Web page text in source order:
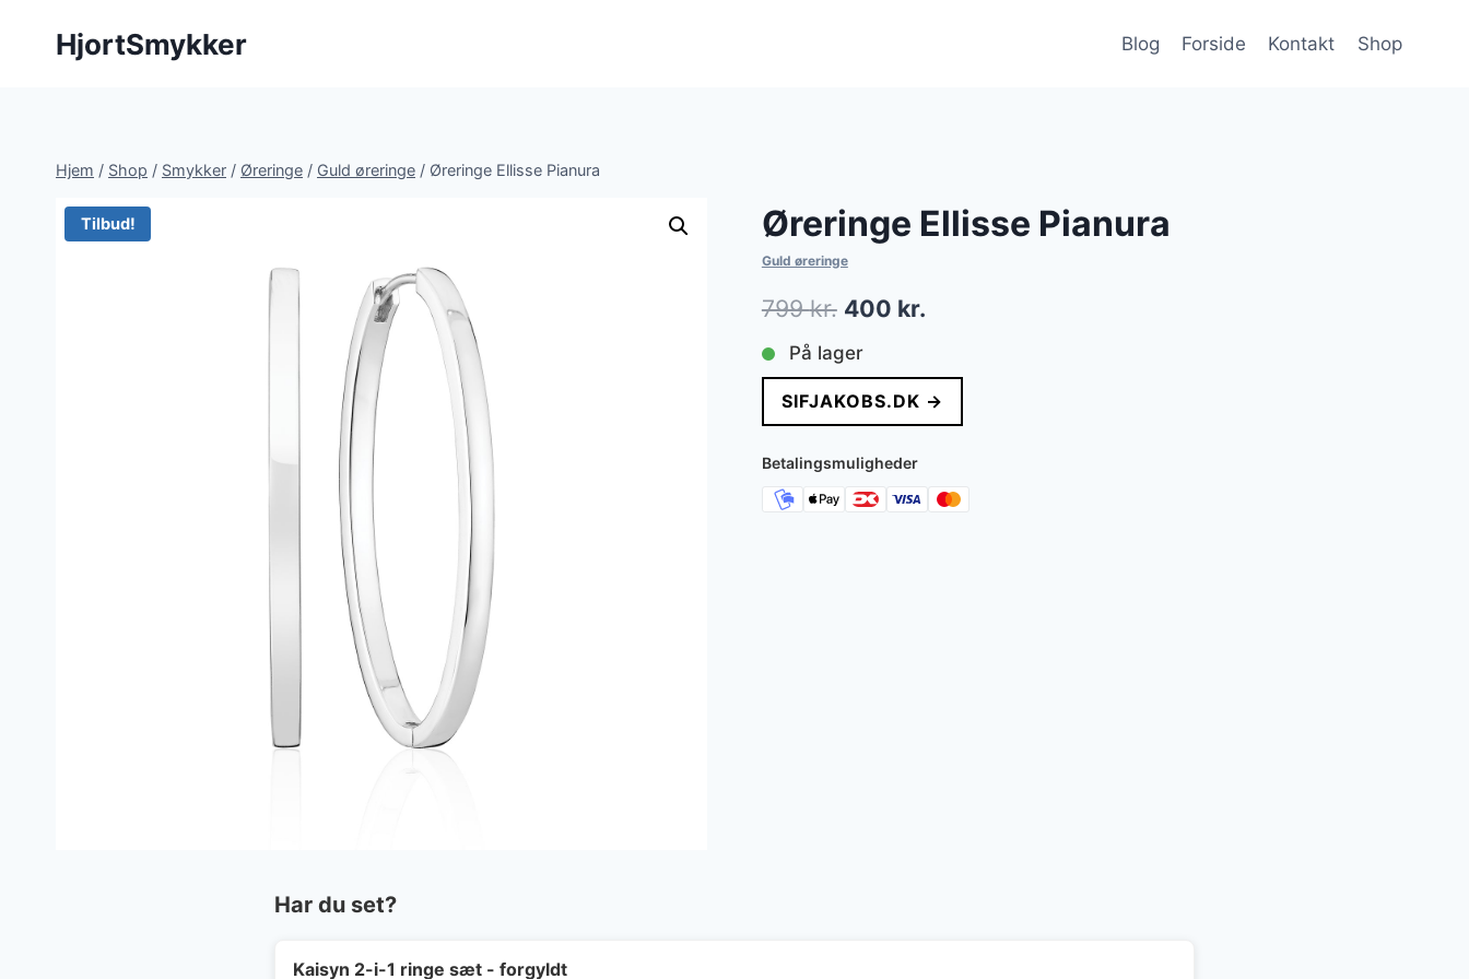
HjortSmykker Blog Forside Kontakt Shop
Hjem / Shop / Smykker / Øreringe / Guld øreringe / Øreringe Ellisse Pianura
Tilbud! Øreringe Ellisse Pianura
Guld øreringe
799kr. Den
oprindelige
pris
var:
799 kr..
400 kr.Den
pris
er:
På lager
SIFJAKOBS.DK →
Betalingsmuligheder
Har du set?
Kaisyn 2-i-1 ringe sæt - forgyldt